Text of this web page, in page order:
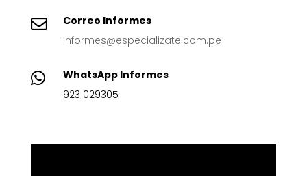

Correo Informes
informes@especializate.com.pe

WhatsApp Informes
923 029305